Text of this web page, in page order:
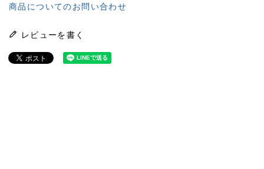
商品についてのお問い合わせ
レビューを書く